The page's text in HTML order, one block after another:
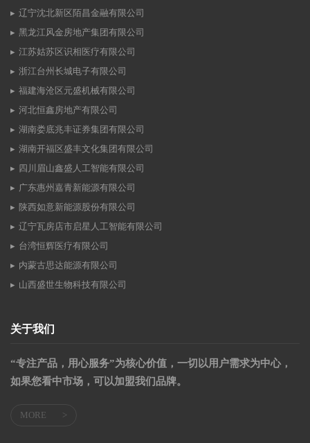
辽宁沈北新区陌昌金融有限公司
黑龙江风金房地产集团有限公司
江苏姑苏区识相医疗有限公司
浙江台州长城电子有限公司
福建海沧区元盛机械有限公司
河北恒鑫房地产有限公司
湖南娄底兆丰证券集团有限公司
湖南开福区盛丰文化集团有限公司
四川眉山鑫盛人工智能有限公司
广东惠州嘉青新能源有限公司
陕西如意新能源股份有限公司
辽宁瓦房店市启星人工智能有限公司
台湾恒辉医疗有限公司
内蒙古思达能源有限公司
山西盛世生物科技有限公司
关于我们
“专注产品，用心服务”为核心价值，一切以用户需求为中心，
如果您看中市场，可以加盟我们品牌。
MORE >